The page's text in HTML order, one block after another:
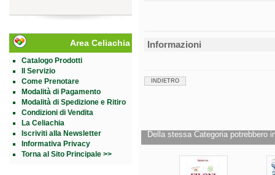
Area Celiachia
Catalogo Prodotti
Il Servizio
Come Prenotare
Modalità di Pagamento
Modalità di Spedizione e Ritiro
Condizioni di Vendita
La Celiachia
Iscriviti alla Newsletter
Informativa Privacy
Torna al Sito Principale >>
Informazioni
INDIETRO
Della stessa Categoria potrebbero